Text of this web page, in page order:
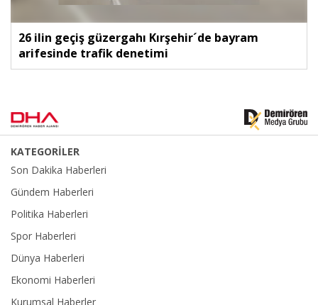
26 ilin geçiş güzergahı Kırşehir´de bayram
arifesinde trafik denetimi
KATEGORİLER
Son Dakika Haberleri
Gündem Haberleri
Politika Haberleri
Spor Haberleri
Dünya Haberleri
Ekonomi Haberleri
Kurumsal Haberler